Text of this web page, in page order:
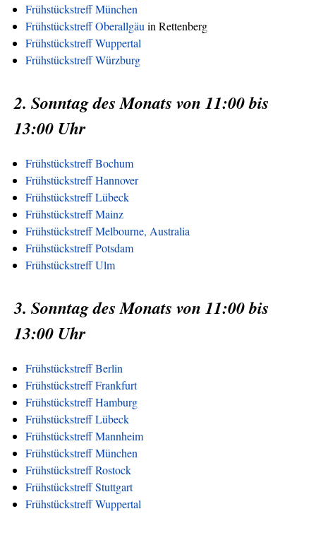
Frühstückstreff München
Frühstückstreff Oberallgäu in Rettenberg
Frühstückstreff Wuppertal
Frühstückstreff Würzburg
2. Sonntag des Monats von 11:00 bis
13:00 Uhr
Frühstückstreff Bochum
Frühstückstreff Hannover
Frühstückstreff Lübeck
Frühstückstreff Mainz
Frühstückstreff Melbourne, Australia
Frühstückstreff Potsdam
Frühstückstreff Ulm
3. Sonntag des Monats von 11:00 bis
13:00 Uhr
Frühstückstreff Berlin
Frühstückstreff Frankfurt
Frühstückstreff Hamburg
Frühstückstreff Lübeck
Frühstückstreff Mannheim
Frühstückstreff München
Frühstückstreff Rostock
Frühstückstreff Stuttgart
Frühstückstreff Wuppertal